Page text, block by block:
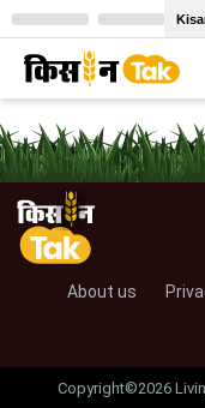
About us
Copyright©2026